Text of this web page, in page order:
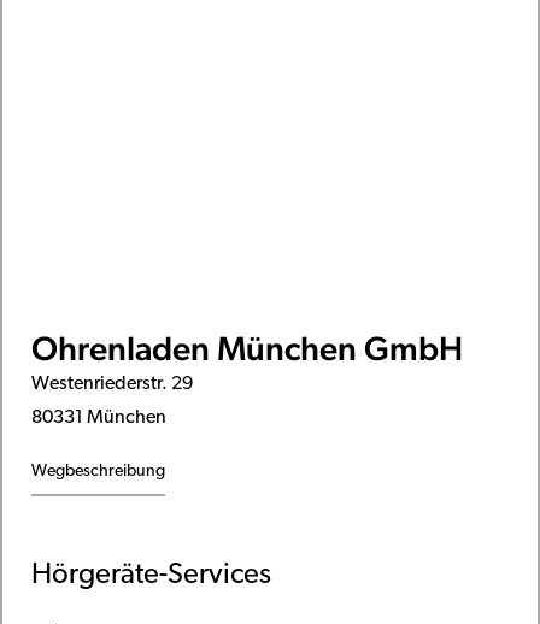
Ohrenladen München GmbH
Westenriederstr. 29
80331 München
Wegbeschreibung
Hörgeräte-Services